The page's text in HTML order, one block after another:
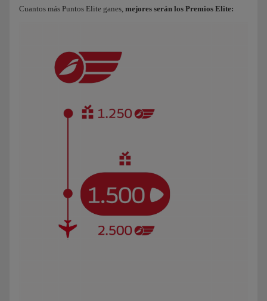
Cuantos más Puntos Elite ganes, mejores serán los Premios Elite: